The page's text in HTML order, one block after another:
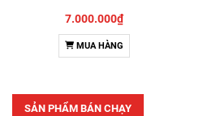
7.000.000₫
MUA HÀNG
SẢN PHẨM BÁN CHẠY